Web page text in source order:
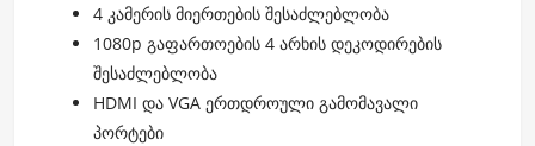
4 კამერის მიერთების შესაძლებლობა
1080p გაფართოების 4 არხის დეკოდირების
შესაძლებლობა
HDMI და VGA ერთდროული გამომავალი
პორტები